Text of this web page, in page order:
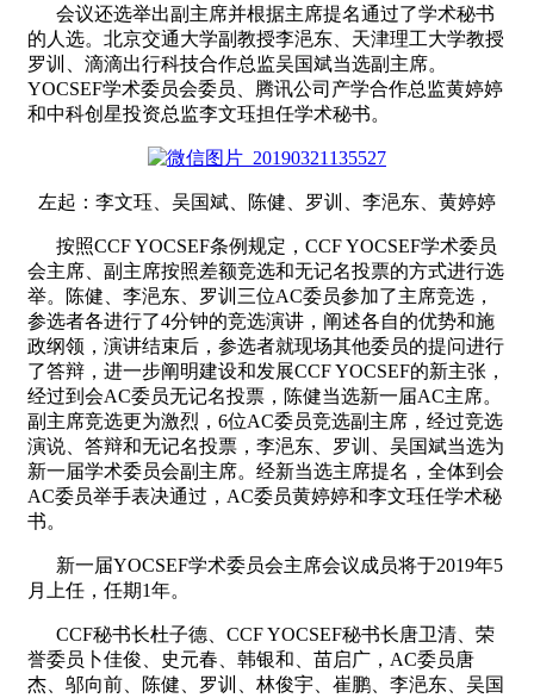
会议还选举出副主席并根据主席提名通过了学术秘书
的人选。北京交通大学副教授李浥东、天津理工大学教授
罗训、滴滴出行科技合作总监吴国斌当选副主席。
YOCSEF学术委员会委员、腾讯公司产学合作总监黄婷婷
和中科创星投资总监李文珏担任学术秘书。
左起：李文珏、吴国斌、陈健、罗训、李浥东、黄婷婷
按照CCF YOCSEF条例规定，CCF YOCSEF学术委员
会主席、副主席按照差额竞选和无记名投票的方式进行选
举。陈健、李浥东、罗训三位AC委员参加了主席竞选，
参选者各进行了4分钟的竞选演讲，阐述各自的优势和施
政纲领，演讲结束后，参选者就现场其他委员的提问进行
了答辩，进一步阐明建设和发展CCF YOCSEF的新主张，
经过到会AC委员无记名投票，陈健当选新一届AC主席。
副主席竞选更为激烈，6位AC委员竞选副主席，经过竞选
演说、答辩和无记名投票，李浥东、罗训、吴国斌当选为
新一届学术委员会副主席。经新当选主席提名，全体到会
AC委员举手表决通过，AC委员黄婷婷和李文珏任学术秘
书。
新一届YOCSEF学术委员会主席会议成员将于2019年5
月上任，任期1年。
CCF秘书长杜子德、CCF YOCSEF秘书长唐卫清、荣
誉委员卜佳俊、史元春、韩银和、苗启广，AC委员唐
杰、邬向前、陈健、罗训、林俊宇、崔鹏、李浥东、吴国